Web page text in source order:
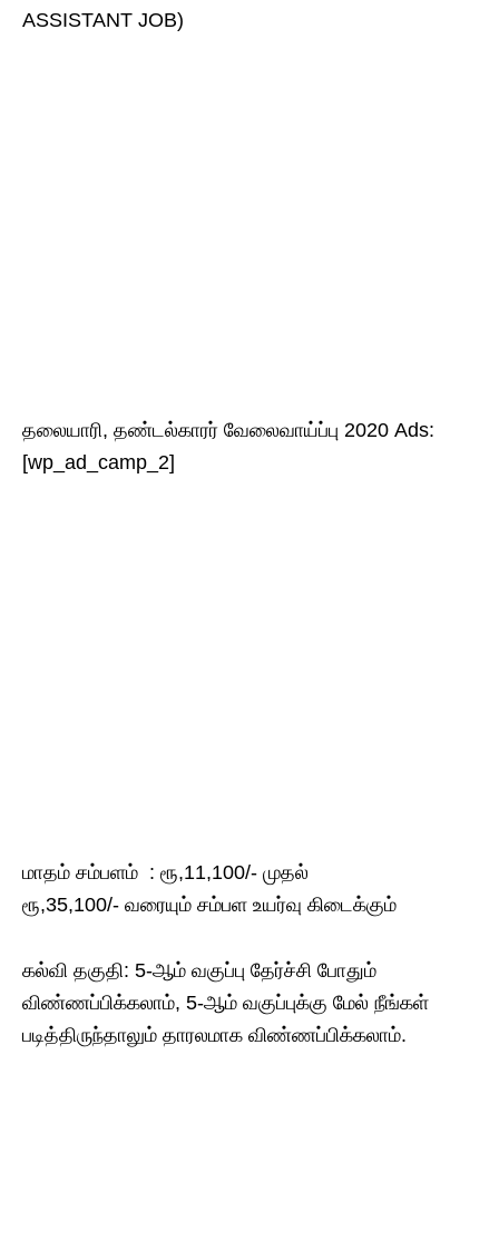
ASSISTANT JOB)
தலையாரி, தண்டல்காரர் வேலைவாய்ப்பு 2020 Ads:
[wp_ad_camp_2]
மாதம் சம்பளம் : ரூ,11,100/- முதல்
ரூ,35,100/- வரையும் சம்பள​ உயர்வு கிடைக்கும்
கல்வி தகுதி: 5-ஆம் வகுப்பு தேர்ச்சி போதும்
விண்ணப்பிக்கலாம், 5-ஆம் வகுப்புக்கு மேல் நீங்கள்
படித்திருந்தாலும் தாரலமாக​ விண்ணப்பிக்கலாம்.